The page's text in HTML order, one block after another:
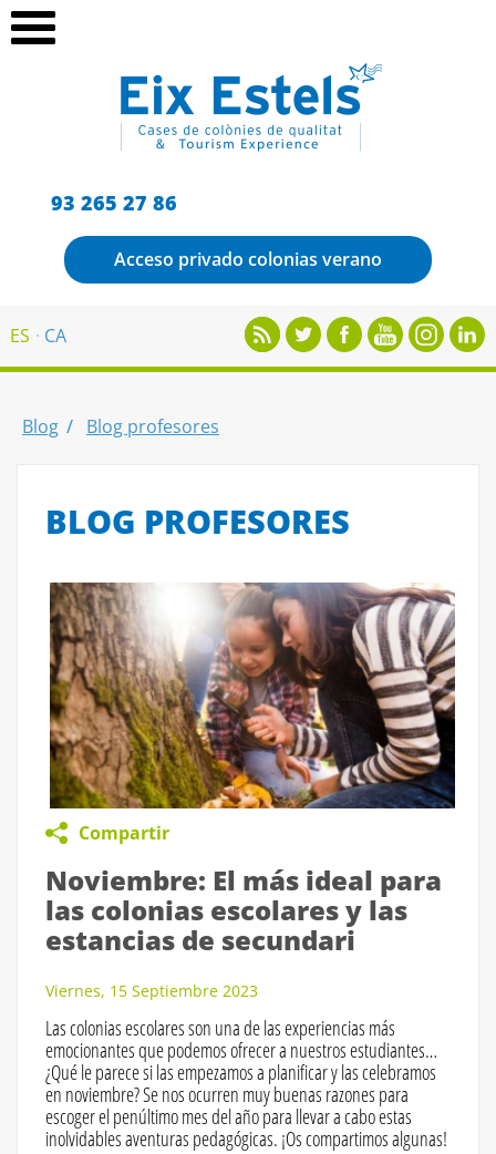
93 265 27 86
Acceso privado colonias verano
ES CA
Blog Blog profesores
BLOG PROFESORES
Compartir
Noviembre: El más ideal para
las colonias escolares y las
estancias de secundari
Viernes, 15 Septiembre 2023
Las colonias escolares son una de las experiencias más
emocionantes que podemos ofrecer a nuestros estudiantes…
¿Qué le parece si las empezamos a planificar y las celebramos
en noviembre? Se nos ocurren muy buenas razones para
escoger el penúltimo mes del año para llevar a cabo estas
inolvidables aventuras pedagógicas. ¡Os compartimos algunas!